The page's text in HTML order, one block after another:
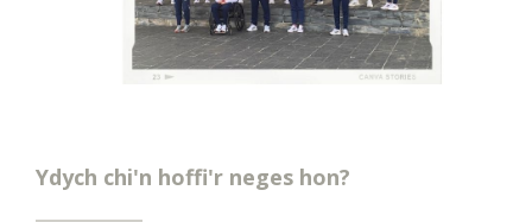
Ydych chi'n hoffi'r neges hon?